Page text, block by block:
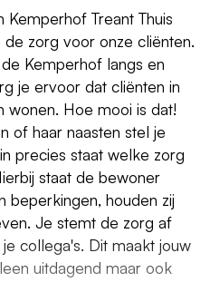
Treant Thuis
zorg voor onze cliënten.
Kemperhof langs en
je ervoor dat cliënten in
wonen. Hoe mooi is dat!
of haar naasten stel je
precies staat welke zorg
staat de bewoner
beperkingen, houden zij
Je stemt de zorg af
collega's. Dit maakt jouw
uitdagend maar ook